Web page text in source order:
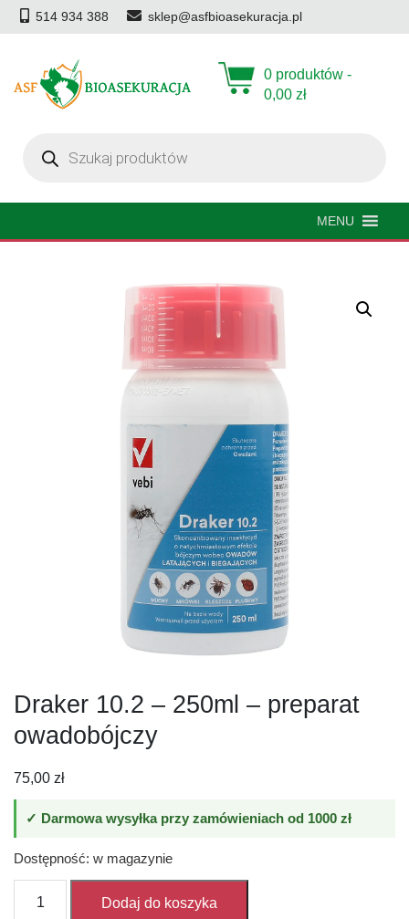
514 934 388 sklep@asfbioasekuracja.pl
0 produktów -
0,00 zł
produktów
MENU
Draker 10.2 – 250ml – preparat
owadobójczy
75,00 zł
✓ Darmowa wysyłka przy zamówieniach od 1000 zł
Dostępność: w magazynie
Draker
Dodaj do koszyka